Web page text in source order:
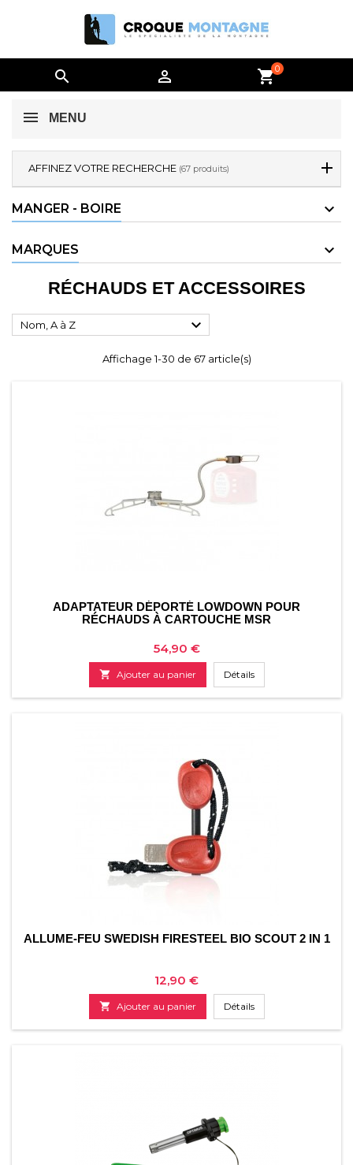
  shopping_cart0
MENU
AFFINEZ VOTRE RECHERCHE (67 produits)
MANGER - BOIRE
MARQUES
RÉCHAUDS ET ACCESSOIRES
Nom, A à Z 
Affichage 1-30 de 67 article(s)
ADAPTATEUR DÉPORTÉ LOWDOWN POUR
RÉCHAUDS À CARTOUCHE MSR
Prix
54,90 €
 Ajouter au panier Détails
ALLUME-FEU SWEDISH FIRESTEEL BIO SCOUT 2 IN 1
Prix
12,90 €
 Ajouter au panier Détails